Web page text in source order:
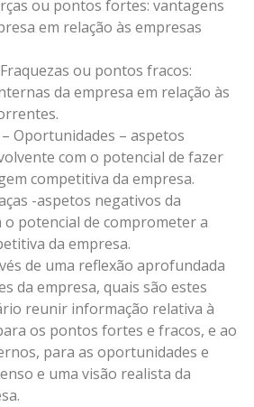
ou pontos fortes: vantagens
em relação às empresas
ou pontos fracos:
da empresa em relação às
– Oportunidades – aspetos
com o potencial de fazer
competitiva da empresa.
-aspetos negativos da
o potencial de comprometer a
da empresa.
de uma reflexão aprofundada
da empresa, quais são estes
reunir informação relativa à
os pontos fortes e fracos, e ao
para as oportunidades e
e uma visão realista da